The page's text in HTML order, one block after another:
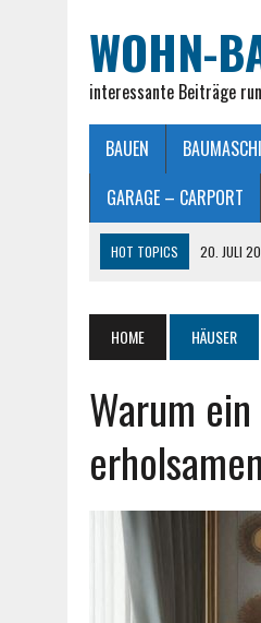
WOHN-
interessante Beiträge
BAUEN
GARAGE – CARPORT
HOT TOPICS 20. JULI
25. JUNI 2026 |
23. JULI 2026
SO
HOME HÄUSER
Warum